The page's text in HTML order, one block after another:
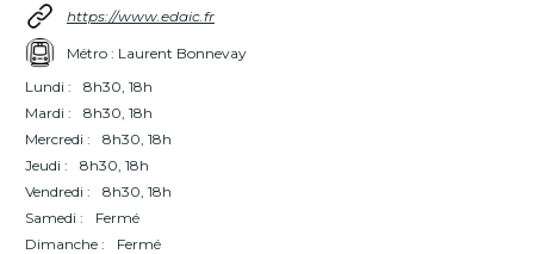
https://www.edaic.fr
Métro : Laurent Bonnevay
Lundi :
8h30, 18h
Mardi :
8h30, 18h
Mercredi :
8h30, 18h
Jeudi :
8h30, 18h
Vendredi :
8h30, 18h
Samedi :
Fermé
Dimanche :
Fermé